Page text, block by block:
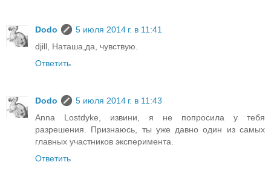
Dodo
5 июля 2014 г. в 11:41
djill, Наташа,да, чувствую.
Ответить
Dodo
5 июля 2014 г. в 11:43
Anna Lostdyke, извини, я не попросила у тебя
разрешения. Признаюсь, ты уже давно один из самых
главных участников эксперимента.
Ответить